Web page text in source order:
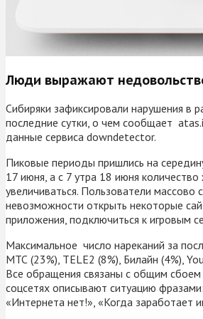
Люди выражают
Сибиряки зафиксировали нарушения в
последние сутки, о чем сообщает
данные сервиса downdetector.
Пиковые периоды пришлись на
17 июня, а с 7 утра 18 июня
увеличиваться. Пользователи
невозможности открыть некоторые
приложения, подключиться к игровым
Максимальное число нареканий за
МТС (23%), TELE2 (8%), Билайн (4%),
Все обращения связаны с общим сбоем
соцсетях описывают ситуацию
«Интернета нет!», «Когда заработает